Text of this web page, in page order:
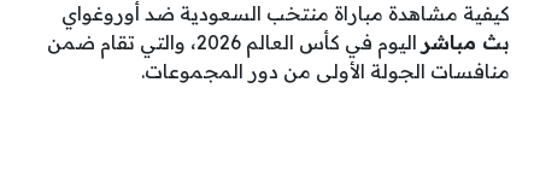
كيفية مشاهدة مباراة منتخب السعودية ضد أوروغواي
بث مباشر
اليوم في كأس العالم 2026، والتي تقام ضمن
منافسات الجولة الأولى من دور المجموعات.